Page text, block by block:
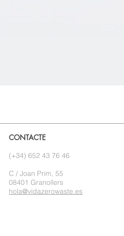
CONTACTE
(+34) 652 43 76 46
C / Joan Prim, 55
08401 Granollers
hola@vidazerowaste.es